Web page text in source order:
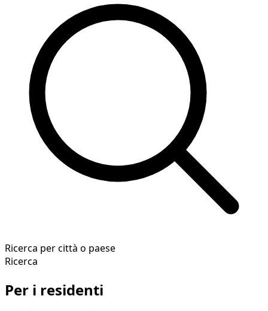
Ricerca per città o paese
Ricerca
Per i residenti